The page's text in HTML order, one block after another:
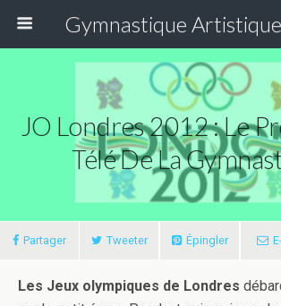
JO Londres 2012 : Le
Télé De La
Partager Tweeter Épingler
Les Jeux olympiques de Londres